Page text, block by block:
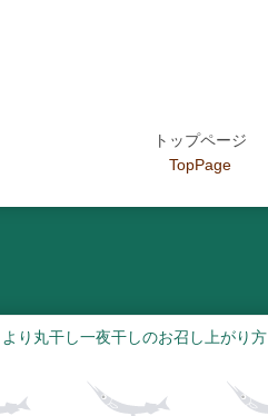
トップページ
TopPage
より丸干し一夜干しのお召し上がり方